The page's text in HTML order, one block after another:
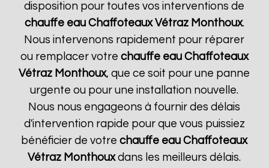
disposition pour toutes vos interventions de
chauffe eau Chaffoteaux Vétraz Monthoux.
Nous intervenons rapidement pour réparer
ou remplacer votre chauffe eau Chaffoteaux
Vétraz Monthoux, que ce soit pour une panne
urgente ou pour une installation nouvelle.
Nous nous engageons à fournir des délais
d'intervention rapide pour que vous puissiez
bénéficier de votrechauffe eau Chaffoteaux
Vétraz Monthouxdans les meilleurs délais.